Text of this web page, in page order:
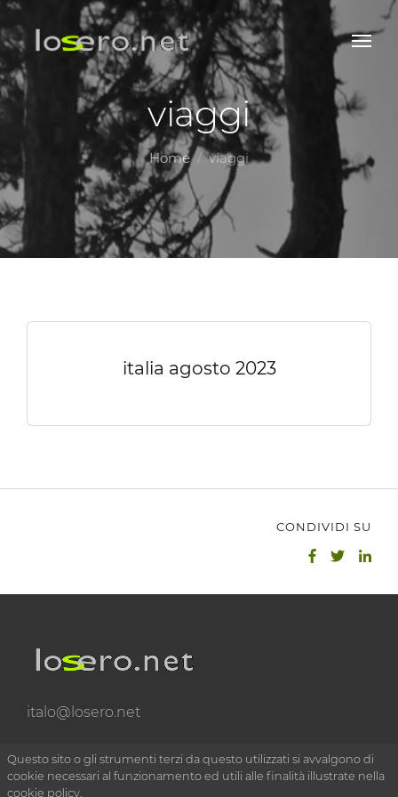
viaggi
Home viaggi
italia agosto 2023
CONDIVIDI SU
italo@losero.net
Questo sito o gli strumenti terzi da questo utilizzati si avvalgono di
cookie necessari al funzionamento ed utili alle finalità illustrate nella
cookie policy.